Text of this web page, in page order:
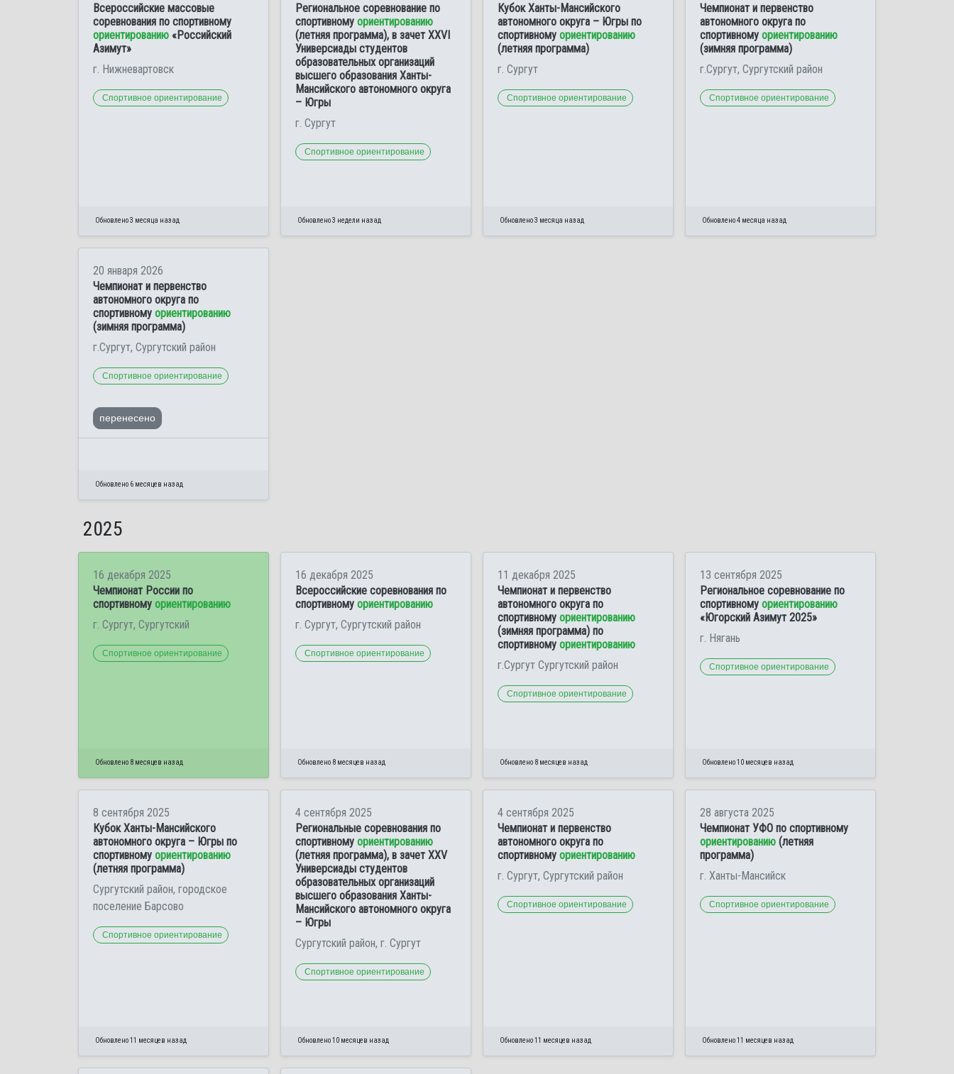
Всероссийские массовые
соревнования по спортивному
ориентированию «Российский
Азимут»
г. Нижневартовск
Спортивное ориентирование
Обновлено 3 месяца назад
Региональное соревнование по
спортивному ориентированию
(летняя программа), в зачет XXVI
Универсиады студентов
образовательных организаций
высшего образования Ханты-
Мансийского автономного округа
– Югры
г. Сургут
Спортивное ориентирование
Обновлено 3 недели назад
Кубок Ханты-Мансийского
автономного округа – Югры по
спортивному ориентированию
(летняя программа)
г. Сургут
Спортивное ориентирование
Обновлено 3 месяца назад
Чемпионат и первенство
автономного округа по
спортивному ориентированию
(зимняя программа)
г.Сургут, Сургутский район
Спортивное ориентирование
Обновлено 4 месяца назад
20 января 2026
Чемпионат и первенство
автономного округа по
спортивному ориентированию
(зимняя программа)
г.Сургут, Сургутский район
Спортивное ориентирование
перенесено
Обновлено 6 месяцев назад
2025
16 декабря 2025
Чемпионат России по
спортивному ориентированию
г. Сургут, Сургутский
Спортивное ориентирование
Обновлено 8 месяцев назад
16 декабря 2025
Всероссийские соревнования по
спортивному ориентированию
г. Сургут, Сургутский район
Спортивное ориентирование
Обновлено 8 месяцев назад
11 декабря 2025
Чемпионат и первенство
автономного округа по
спортивному ориентированию
(зимняя программа) по
спортивному ориентированию
г.Сургут Сургутский район
Спортивное ориентирование
Обновлено 8 месяцев назад
13 сентября 2025
Региональное соревнование по
спортивному ориентированию
«Югорский Азимут 2025»
г. Нягань
Спортивное ориентирование
Обновлено 10 месяцев назад
8 сентября 2025
Кубок Ханты-Мансийского
автономного округа – Югры по
спортивному ориентированию
(летняя программа)
Сургутский район, городское
поселение Барсово
Спортивное ориентирование
Обновлено 11 месяцев назад
4 сентября 2025
Региональные соревнования по
спортивному ориентированию
(летняя программа), в зачет XXV
Универсиады студентов
образовательных организаций
высшего образования Ханты-
Мансийского автономного округа
– Югры
Сургутский район, г. Сургут
Спортивное ориентирование
Обновлено 10 месяцев назад
4 сентября 2025
Чемпионат и первенство
автономного округа по
спортивному ориентированию
г. Сургут, Сургутский район
Спортивное ориентирование
Обновлено 11 месяцев назад
28 августа 2025
Чемпионат УФО по спортивному
ориентированию (летняя
программа)
г. Ханты-Мансийск
Спортивное ориентирование
Обновлено 11 месяцев назад